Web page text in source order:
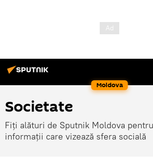
Moldova
Societate
Fiți alături de Sputnik Moldova
informații care vizează sfera socială